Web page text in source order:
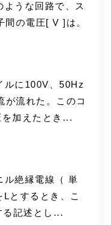
ような回路で、ス
間の電圧[ V ]は。
ルに100V、50Hz
が流れた。このコ
加えたとき...
ル絶縁電線（ 単
とするとき、こ
る記述とし...